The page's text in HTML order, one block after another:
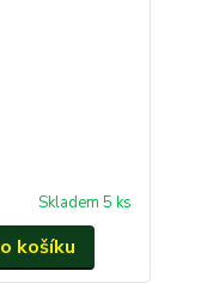
Skladem 5 ks
košíku